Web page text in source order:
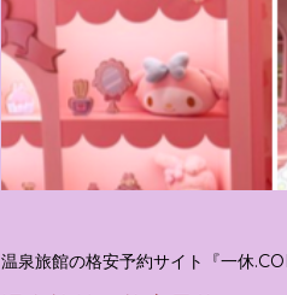
温泉旅館の格安予約サイト『一休